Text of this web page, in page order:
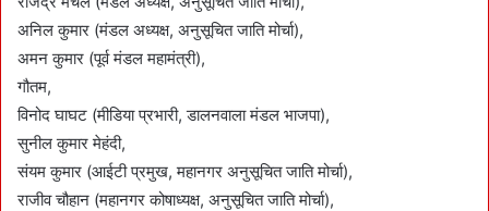
अनिल कुमार (मंडल अध्यक्ष, अनुसूचित जाति मोर्चा),
अमन कुमार (पूर्व मंडल महामंत्री),
गौतम,
विनोद घाघट (मीडिया प्रभारी, डालनवाला मंडल भाजपा),
सुनील कुमार मेहंदी,
संयम कुमार (आईटी प्रमुख, महानगर अनुसूचित जाति मोर्चा),
राजीव चौहान (महानगर कोषाध्यक्ष, अनुसूचित जाति मोर्चा),